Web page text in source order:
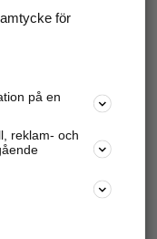
mm.
företaget
för
på en
reklam- och